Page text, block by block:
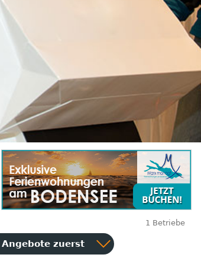
1 Betriebe
Angebote zuerst